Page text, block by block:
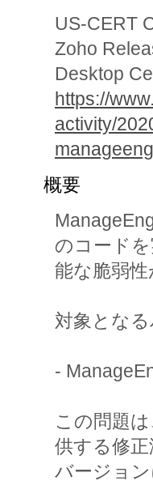
US-CERT
Zoho
Desktop
https://
activity/
概要
のコード
能な脆弱
対象とな
-
この問題
供する修
バージョ